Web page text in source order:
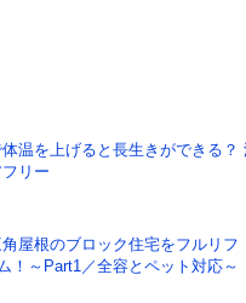
温を上げると長生きができる？
リー
屋根のブロック住宅をフルリフ
！～Part1／全容とペット対応～